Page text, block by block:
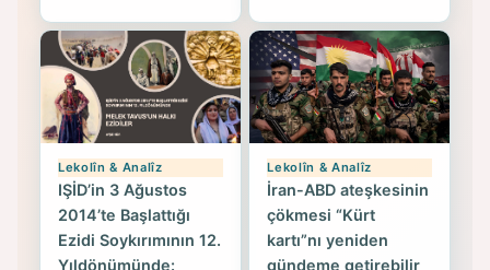
Lekolîn & Analîz
IŞİD’in 3 Ağustos
2014’te Başlattığı
Ezidi Soykırımının 12.
Yıldönümünde:
Lekolîn & Analîz
İran-ABD ateşkesinin
çökmesi “Kürt
kartı”nı yeniden
gündeme getirebilir